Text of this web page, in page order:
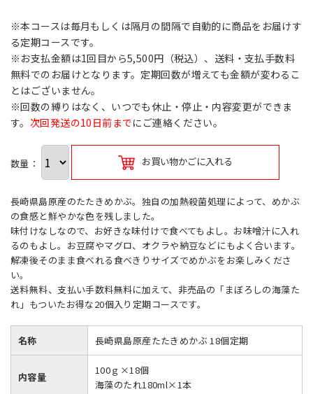
※本コースは毎月もしくは隔月の間隔で自動的に商品をお届けす
る定期コースです。
※お支払金額は1回目から5,500円（税込）、送料・支払手数料
無料でのお届けとなります。定期回数が増えても金額が変わるこ
とはございません。
※回数の縛りはなく、いつでも休止・停止・内容変更ができま
す。 次回発送の10日前までにご連絡ください。
数量： お買い物かごに入れる
長崎県島原産のたたきめかぶ。独自の加熱殺菌処理によって、めかぶ
の食感と鮮やかな色を残しました。
味付けなしなので、お好きな味付けで食べてもよし。お味噌汁に入れ
るのもよし。お豆腐やマグロ、オクラや納豆などにもよく合います。
解凍後そのまま食べれる食べきりサイズでめかぶをお楽しみくださ
い。
送料無料、支払い手数料無料に加えて、非売品の「まぼろしの海藻た
れ」もついたお得な20個入り定期コースです。
名称 長崎県島原産たたきめかぶ 18個定期
内容量
100ｇ×18個
海藻のたれ180ml×1本